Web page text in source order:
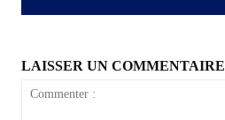
LAISSER UN COMMENTAIRE